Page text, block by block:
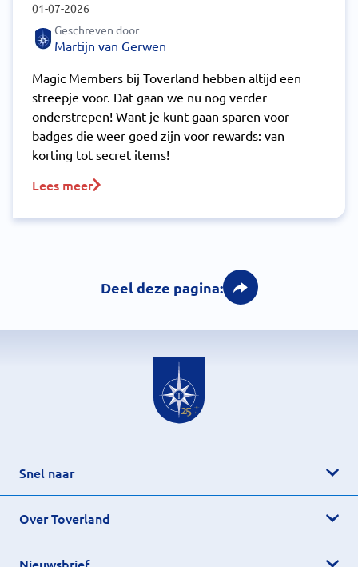
01-07-2026
Geschreven door
Martijn van Gerwen
Magic Members bij Toverland hebben altijd een
streepje voor. Dat gaan we nu nog verder
onderstrepen! Want je kunt gaan sparen voor
badges die weer goed zijn voor rewards: van
korting tot secret items!
Lees meer
Deel deze pagina:
Snel naar
Over Toverland